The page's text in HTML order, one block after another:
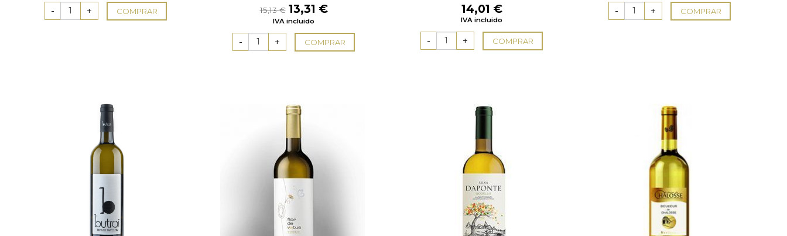
COMPRAR 15,13€ El
precio
original
era:
15,13 €.
13,31 €El
actual
es:
13,31 €.
IVA incluido
COMPRAR
14,01 €
IVA incluido
COMPRAR
COMPRAR